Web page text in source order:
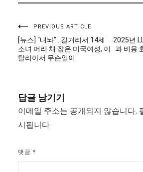
글
탐
색
PREVIOUS ARTICLE
[뉴스] “내놔”…길거리서 14세
소녀 머리 채 잡은 미국여성, 이
탈리아서 무슨일이
2025년
과 비용
답글 남기기
이메일 주소는 공개되지 않습니다.
시됩니다
댓글 *